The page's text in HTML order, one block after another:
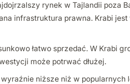
rynek w Tajlandii poza
infrastruktura prawna. Krabi
łatwo sprzedać. W Krabi
może potrwać dłużej.
niższe niż w popularnych